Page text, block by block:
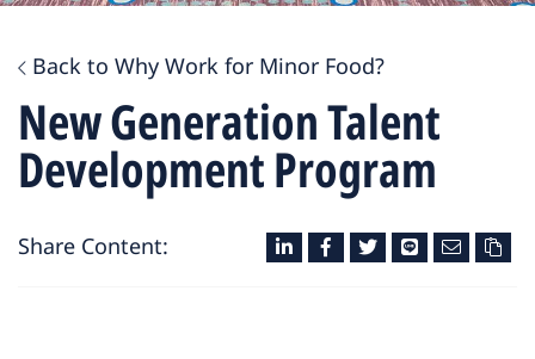
Back to Why Work for Minor Food?
New Generation Talent
Development Program
Share Content: